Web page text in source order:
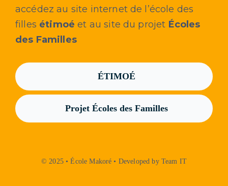
accédez au site internet de l’école des
filles étimoé et au site du projet Écoles
des Familles
ÉTIMOÉ
Projet Écoles des Familles
© 2025 • École Makoré • Developed by Team IT